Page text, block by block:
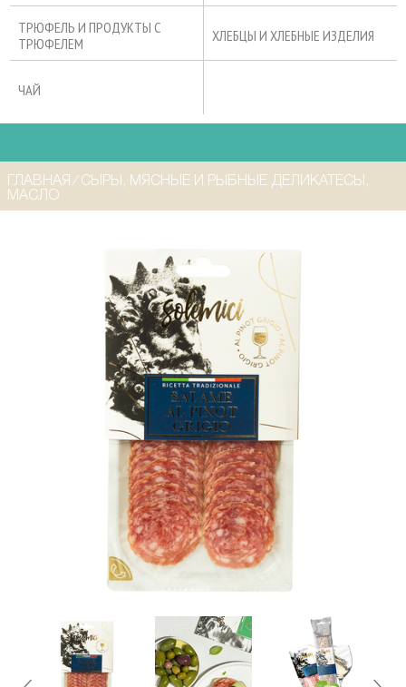
ТРЮФЕЛЬ И ПРОДУКТЫ С
ТРЮФЕЛЕМ
ХЛЕБЦЫ И ХЛЕБНЫЕ ИЗДЕЛИЯ
ЧАЙ
ГЛАВНАЯ ⁄ СЫРЫ, МЯСНЫЕ И РЫБНЫЕ ДЕЛИКАТЕСЫ,
МАСЛО